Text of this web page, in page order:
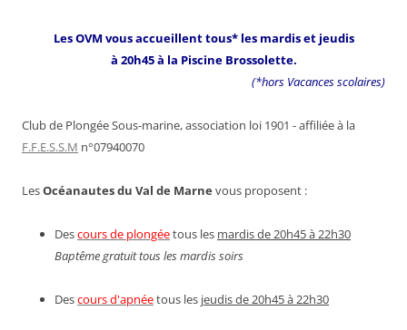
Les OVM vous accueillent tous* les mardis et jeudis
à 20h45 à la Piscine Brossolette.
(*hors Vacances scolaires)
Club de Plongée Sous-marine, association loi 1901 - affiliée à la
F.F.E.S.S.M n°07940070
LesOcéanautes du Val de Marne vous proposent :
Descours de plongéetous les mardis de 20h45 à 22h30
Baptême gratuit tous les mardis soirs
Descours d'apnéetous les jeudis de 20h45 à 22h30